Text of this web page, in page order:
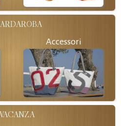
Accessori